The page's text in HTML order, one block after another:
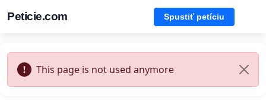
Peticie.com Spustiť petíciu
This page is not used anymore